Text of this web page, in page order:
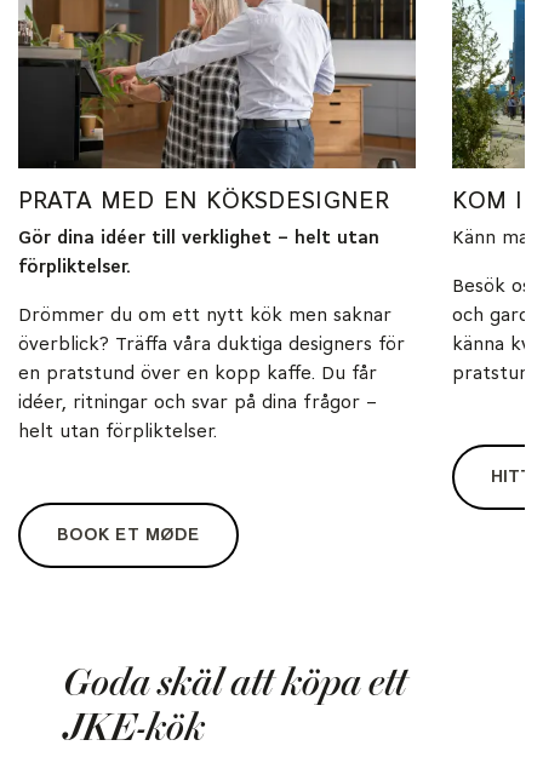
PRATA MED EN KÖKSDESIGNER
Gör dina idéer till verklighet – helt utan
förpliktelser.
Drömmer du om ett nytt kök men saknar
överblick? Träffa våra duktiga designers för
en pratstund över en kopp kaffe. Du får
idéer, ritningar och svar på dina frågor –
helt utan förpliktelser.
BOOK ET MØDE
KOM IN
Känn
Besök
och
känna
Goda skäl att köpa ett
JKE-kök